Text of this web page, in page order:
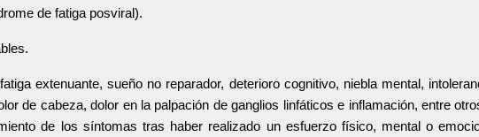
de fatiga posviral).
extenuante, sueño no reparador, deterioro cognitivo, niebla mental,
de cabeza, dolor en la palpación de ganglios linfáticos e inflamación, entre
de los síntomas tras haber realizado un esfuerzo físico, mental o